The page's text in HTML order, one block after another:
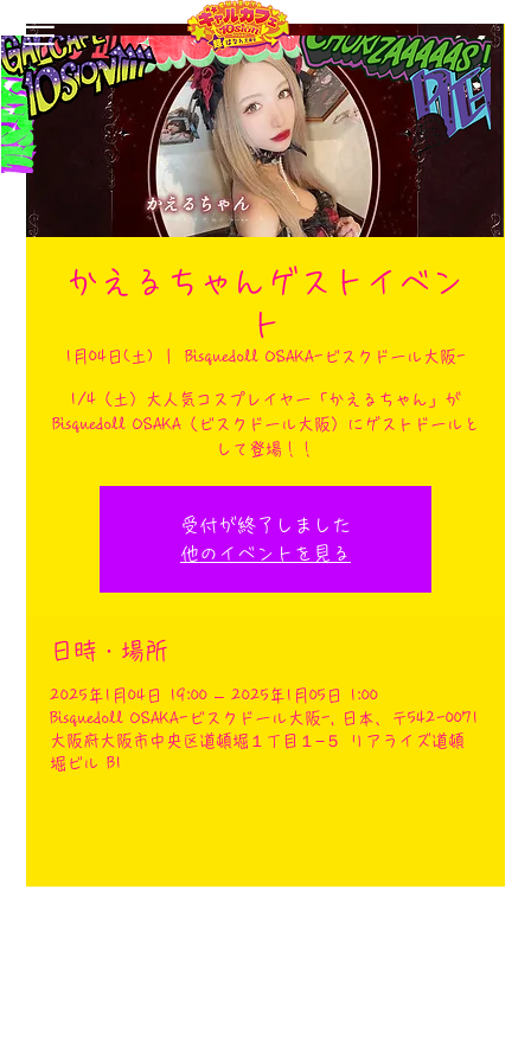
かえるちゃんゲストイベン
ト
1月04日(土)
  |
Bisquedoll OSAKA-ビスクドール大阪-
1/4（土）大人気コスプレイヤー「かえるちゃん」が
Bisquedoll OSAKA（ビスクドール大阪）にゲストドールと
して登場！！
受付が終了しました
他のイベントを見る
日時・場所
2025年1月04日 19:00 – 2025年1月05日 1:00
Bisquedoll OSAKA-ビスクドール大阪-, 日本、〒542-0071
大阪府大阪市中央区道頓堀１丁目１−５ リアライズ道頓
堀ビル B1